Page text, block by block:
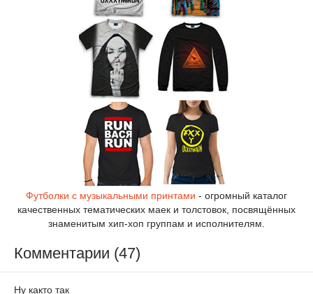
Футболки с музыкальными принтами - огромный каталог
качественных тематических маек и толстовок, посвящённых
знаменитым хип-хоп группам и исполнителям.
Комментарии (47)
Ну както так